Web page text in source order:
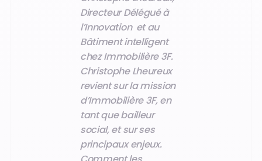
Directeur Délégué à
l’Innovation et au
Bâtiment intelligent
chez Immobilière 3F.
Christophe Lheureux
revient sur la mission
d’Immobilière 3F, en
tant que bailleur
social, et sur ses
principaux enjeux.